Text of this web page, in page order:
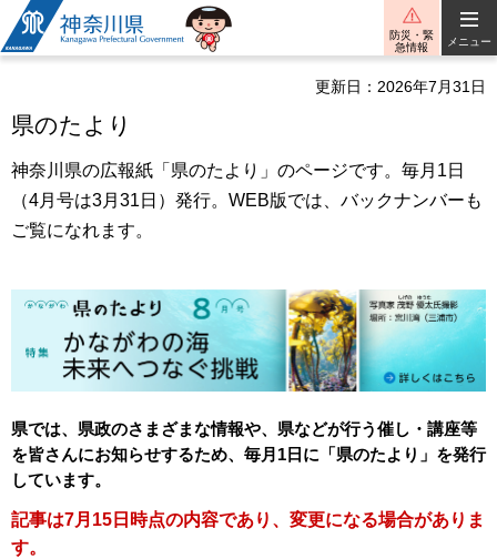
神奈川県
防災・緊
急情報
メニュー
更新日：2026年7月31日
県のたより
神奈川県の広報紙「県のたより」のページです。毎月1日
（4月号は3月31日）発行。WEB版では、バックナンバーも
ご覧になれます。
県では、県政のさまざまな情報や、県などが行う催し・講座等
を皆さんにお知らせするため、毎月1日に「県のたより」を発行
しています。
記事は7月15日時点の内容であり、変更になる場合がありま
す。